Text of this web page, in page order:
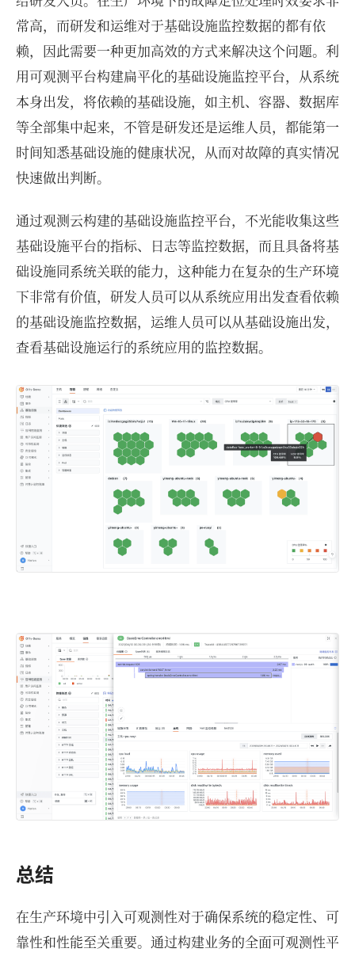
常高，而研发和运维对于基础设施监控数据的都有依
赖，因此需要一种更加高效的方式来解决这个问题。利
用可观测平台构建扁平化的基础设施监控平台，从系统
本身出发，将依赖的基础设施，如主机、容器、数据库
等全部集中起来，不管是研发还是运维人员，都能第一
时间知悉基础设施的健康状况，从而对故障的真实情况
快速做出判断。
通过观测云构建的基础设施监控平台，不光能收集这些
基础设施平台的指标、日志等监控数据，而且具备将基
础设施同系统关联的能力，这种能力在复杂的生产环境
下非常有价值，研发人员可以从系统应用出发查看依赖
的基础设施监控数据，运维人员可以从基础设施出发，
查看基础设施运行的系统应用的监控数据。
总结
在生产环境中引入可观测性对于确保系统的稳定性、可
靠性和性能至关重要。通过构建业务的全面可观测性平